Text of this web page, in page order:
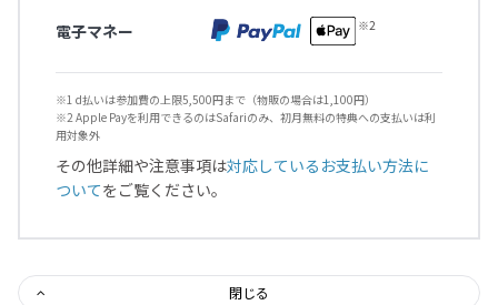
電子マネー
※1 d払いは参加費の上限5,500円まで（物販の場合は1,100円）
※2 Apple Payを利用できるのはSafariのみ、初月無料の特典への支払いは利
用対象外
その他詳細や注意事項は対応しているお支払い方法に
ついてをご覧ください。
閉じる